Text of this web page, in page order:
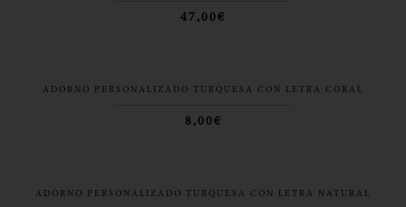
47,00€
ADORNO PERSONALIZADO TURQUESA CON LETRA CORAL
8,00€
ADORNO PERSONALIZADO TURQUESA CON LETRA NATURAL